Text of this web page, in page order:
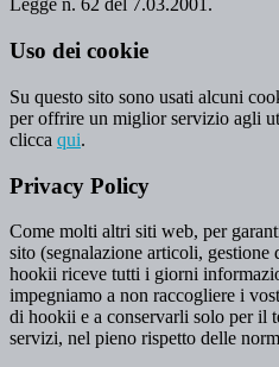
Legge n. 62 del 7.03.2001.
Uso dei cookie
Su questo sito sono usati alcuni
per offrire un miglior servizio agli
clicca qui.
Privacy Policy
Come molti altri siti web, per
sito (segnalazione articoli,
hookii riceve tutti i giorni
impegniamo a non raccogliere i
di hookii e a conservarli solo per il
servizi, nel pieno rispetto delle